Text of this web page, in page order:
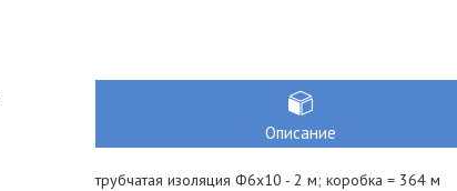
Описание
трубчатая изоляция Ф6х10 - 2 м; коробка = 364 м